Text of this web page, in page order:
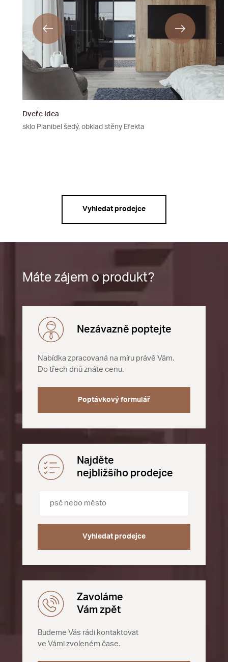
Dveře Idea
sklo Planibel šedý, obklad stěny Efekta
Vyhledat prodejce
Máte zájem o produkt?
Nezávazně poptejte
Nabídka zpracovaná na míru právě Vám.
Do třech dnů znáte cenu.
Poptávkový formulář
Najděte
nejbližšího prodejce
Vyhledat prodejce
Zavoláme
Vám zpět
Budeme Vás rádi kontaktovat
ve Vámi zvoleném čase.